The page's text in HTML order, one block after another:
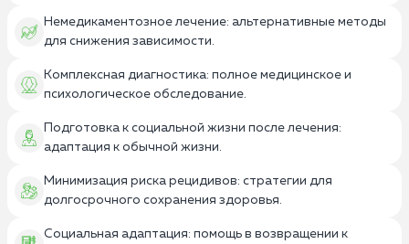
Немедикаментозное лечение: альтернативные методы
для снижения зависимости.
Комплексная диагностика: полное медицинское и
психологическое обследование.
Подготовка к социальной жизни после лечения:
адаптация к обычной жизни.
Минимизация риска рецидивов: стратегии для
долгосрочного сохранения здоровья.
Социальная адаптация: помощь в возвращении к